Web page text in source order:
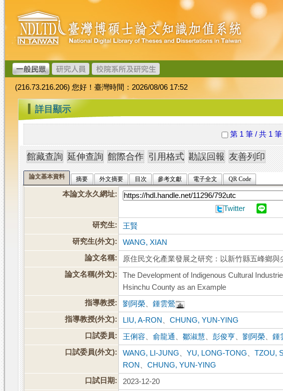
跳
到
主
要
內
容
臺
灣
博
碩
士
論
文
加
值
系
統
(216.73.216.206) 您好！臺灣時間：2026/08/06 17:52
::: 詳目顯示
第 1 筆 / 共 1 筆
論文基本資料 摘要 外文摘要 目次 參考文獻 電子全文 QR Code
本論文永久網址:
Twitter
研究生:
王賢
研究生(外文):
WANG, XIAN
論文名稱:
原住民文化產業發展之研究：以新竹縣五峰鄉與
論文名稱(外文):
The Development of Indigenous Cultural
Hsinchu County as an Example
指導教授:
劉阿榮 、鍾雲鶯
指導教授(外文):
LIU, A-RON 、CHUNG, YUN-YING
口試委員:
王俐容 、俞龍通 、鄒淑慧 、彭俊亨 、劉阿榮 、鍾
口試委員(外文):
WANG, LI-JUNG 、YU, LONG-TONG 、TZOU,
RON
、CHUNG, YUN-YING
口試日期:
2023-12-20